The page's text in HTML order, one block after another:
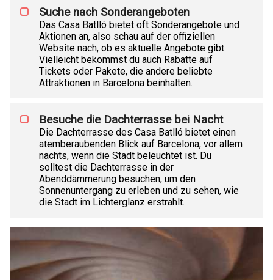
Suche nach Sonderangeboten
Das Casa Batlló bietet oft Sonderangebote und
Aktionen an, also schau auf der offiziellen
Website nach, ob es aktuelle Angebote gibt.
Vielleicht bekommst du auch Rabatte auf
Tickets oder Pakete, die andere beliebte
Attraktionen in Barcelona beinhalten.
Besuche die Dachterrasse bei Nacht
Die Dachterrasse des Casa Batlló bietet einen
atemberaubenden Blick auf Barcelona, vor allem
nachts, wenn die Stadt beleuchtet ist. Du
solltest die Dachterrasse in der
Abenddämmerung besuchen, um den
Sonnenuntergang zu erleben und zu sehen, wie
die Stadt im Lichterglanz erstrahlt.